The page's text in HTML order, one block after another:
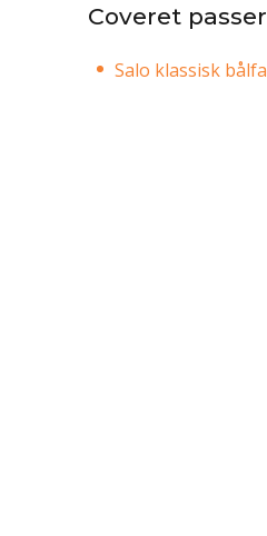
Coveret
Salo klassisk